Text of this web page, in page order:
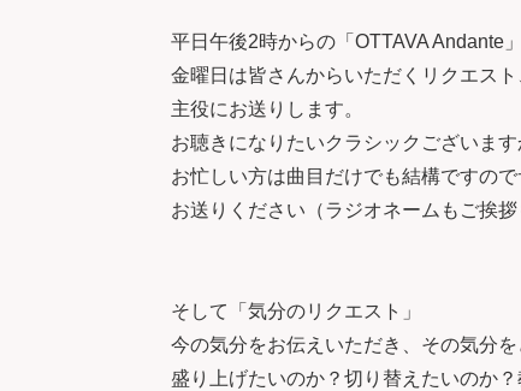
平日午後2時からの「OTTAVA Andante」
金曜日は皆さんからいただくリクエス
主役にお送りします。
お聴きになりたいクラシックございます
お忙しい方は曲目だけでも結構ですの
お送りください（ラジオネームもご挨拶
そして「気分のリクエスト」
今の気分をお伝えいただき、その気分を
盛り上げたいのか？切り替えたいのか？